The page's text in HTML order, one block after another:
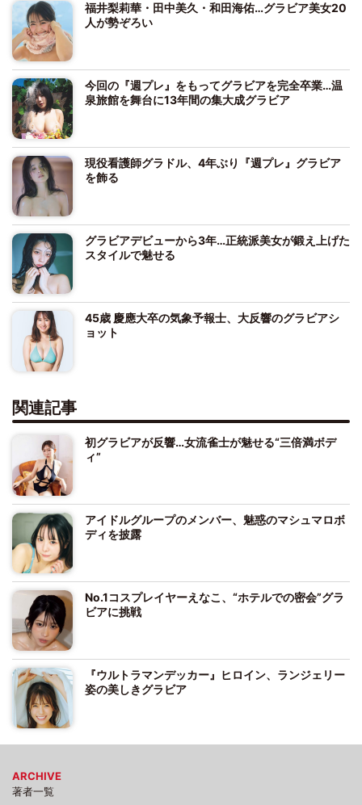
福井梨莉華・田中美久・和田海佑…グラビア美女20
人が勢ぞろい
今回の『週プレ』をもってグラビアを完全卒業…温
泉旅館を舞台に13年間の集大成グラビア
現役看護師グラドル、4年ぶり『週プレ』グラビア
を飾る
グラビアデビューから3年…正統派美女が鍛え上げた
スタイルで魅せる
45歳 慶應大卒の気象予報士、大反響のグラビアシ
ョット
関連記事
初グラビアが反響…女流雀士が魅せる“三倍満ボデ
ィ”
アイドルグループのメンバー、魅惑のマシュマロボ
ディを披露
No.1コスプレイヤーえなこ、“ホテルでの密会”グラ
ビアに挑戦
『ウルトラマンデッカー』ヒロイン、ランジェリー
姿の美しきグラビア
ARCHIVE
著者一覧